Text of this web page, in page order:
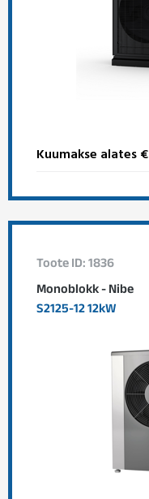
Kuumakse alates €
Toote ID: 1836
Monoblokk - Nibe
S2125-12 12kW